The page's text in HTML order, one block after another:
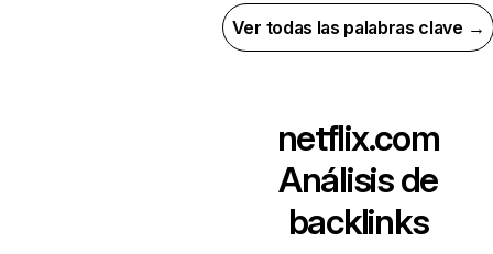
Ver todas las palabras clave →
netflix.com
Análisis de
backlinks